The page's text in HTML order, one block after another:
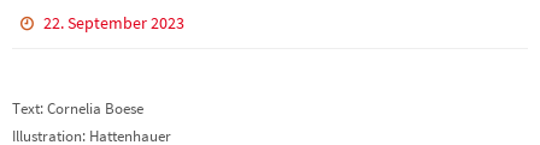
22. September 2023
Text: Cornelia Boese
Illustration: Hattenhauer